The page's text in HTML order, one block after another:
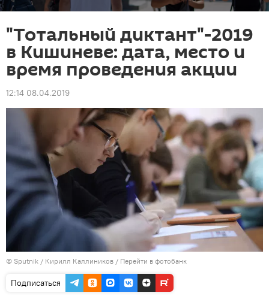
"Тотальный диктант"-2019
в Кишиневе: дата, место и
время проведения акции
12:14 08.04.2019
© Sputnik / Кирилл Каллиников / Перейти в фотобанк
Подписаться